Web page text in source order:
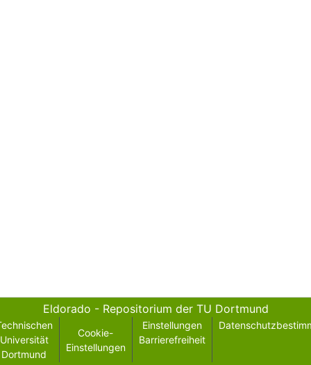
Eldorado - Repositorium der TU Dortmund
Universität
Dortmund
Cookie-
Einstellungen
Einstellungen
Barrierefreiheit